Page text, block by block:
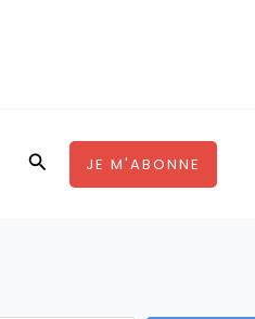
RechercherJE M'ABONNE